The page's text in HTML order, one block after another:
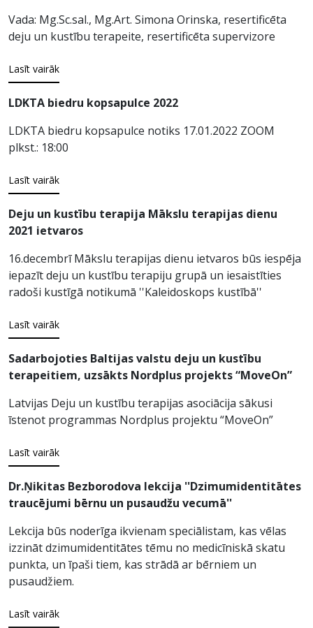
Vada: Mg.Sc.sal., Mg.Art. Simona Orinska, resertificēta
deju un kustību terapeite, resertificēta supervizore
Lasīt vairāk
LDKTA biedru kopsapulce 2022
LDKTA biedru kopsapulce notiks 17.01.2022 ZOOM
plkst.: 18:00
Lasīt vairāk
Deju un kustību terapija Mākslu terapijas dienu
2021 ietvaros
16.decembrī Mākslu terapijas dienu ietvaros būs iespēja
iepazīt deju un kustību terapiju grupā un iesaistīties
radoši kustīgā notikumā ''Kaleidoskops kustībā''
Lasīt vairāk
Sadarbojoties Baltijas valstu deju un kustību
terapeitiem, uzsākts Nordplus projekts “MoveOn”
Latvijas Deju un kustību terapijas asociācija sākusi
īstenot programmas Nordplus projektu “MoveOn”
Lasīt vairāk
Dr.Ņikitas Bezborodova lekcija ''Dzimumidentitātes
traucējumi bērnu un pusaudžu vecumā''
Lekcija būs noderīga ikvienam speciālistam, kas vēlas
izzināt dzimumidentitātes tēmu no medicīniskā skatu
punkta, un īpaši tiem, kas strādā ar bērniem un
pusaudžiem.
Lasīt vairāk